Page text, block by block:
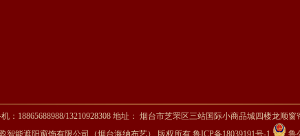
：18865688988/13210928308 地址： 烟台市芝罘区三站国际小商品城四楼龙顺
智能遮阳窗饰有限公司（烟台海纳布艺） 版权所有 鲁ICP备18039191号-1 鲁